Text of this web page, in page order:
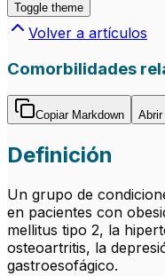
Toggle theme
Volver a artículos
Comorbilidades
Copiar Markdown Abrir
Definición
Un grupo de
en pacientes con
mellitus tipo 2, la
osteoartritis, la
gastroesofágico.